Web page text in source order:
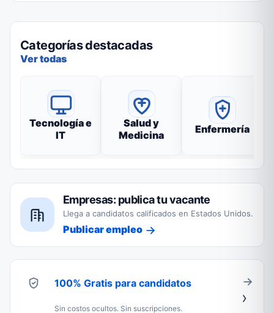
Categorías destacadas
Ver todas
Tecnología e
IT
Salud y
Medicina
Enfermería
Empresas: publica tu vacante
Llega a candidatos calificados en Estados Unidos.
Publicar empleo
100% Gratis para candidatos
Sin costos ocultos. Sin suscripciones.